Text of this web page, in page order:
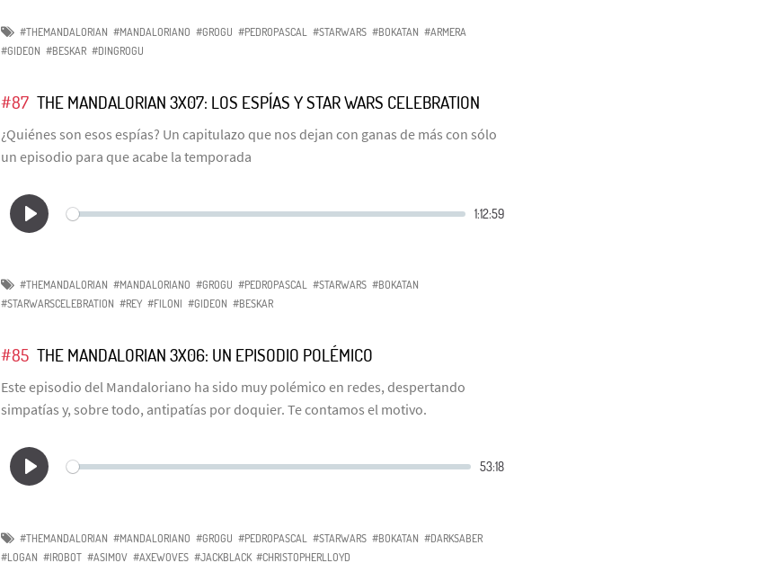
#THEMANDALORIAN #MANDALORIANO #GROGU #PEDROPASCAL #STARWARS #BOKATAN #ARMERA
#GIDEON #BESKAR #DINGROGU
#87 THE MANDALORIAN 3X07: LOS ESPÍAS Y STAR WARS CELEBRATION
¿Quiénes son esos espías? Un capitulazo que nos dejan con ganas de más con sólo
un episodio para que acabe la temporada
#THEMANDALORIAN #MANDALORIANO #GROGU #PEDROPASCAL #STARWARS #BOKATAN
#STARWARSCELEBRATION #REY #FILONI #GIDEON #BESKAR
#85 THE MANDALORIAN 3X06: UN EPISODIO POLÉMICO
Este episodio del Mandaloriano ha sido muy polémico en redes, despertando
simpatías y, sobre todo, antipatías por doquier. Te contamos el motivo.
#THEMANDALORIAN #MANDALORIANO #GROGU #PEDROPASCAL #STARWARS #BOKATAN #DARKSABER
#LOGAN #IROBOT #ASIMOV #AXEWOVES #JACKBLACK #CHRISTOPHERLLOYD